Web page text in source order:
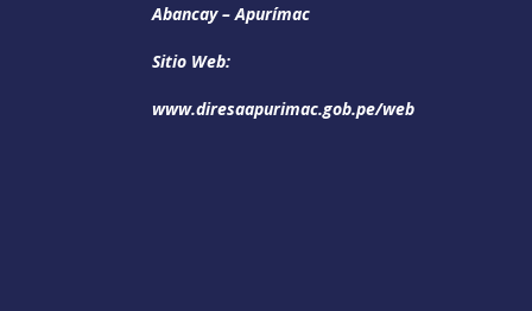
Abancay – Apurímac
Sitio Web:
www.diresaapurimac.gob.pe/web